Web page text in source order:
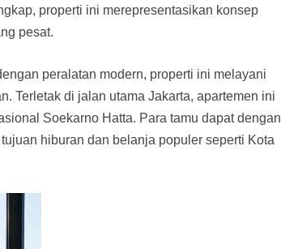
properti ini merepresentasikan konsep
pesat.
peralatan modern, properti ini melayani
Terletak di jalan utama Jakarta, apartemen ini
Soekarno Hatta. Para tamu dapat dengan
hiburan dan belanja populer seperti Kota